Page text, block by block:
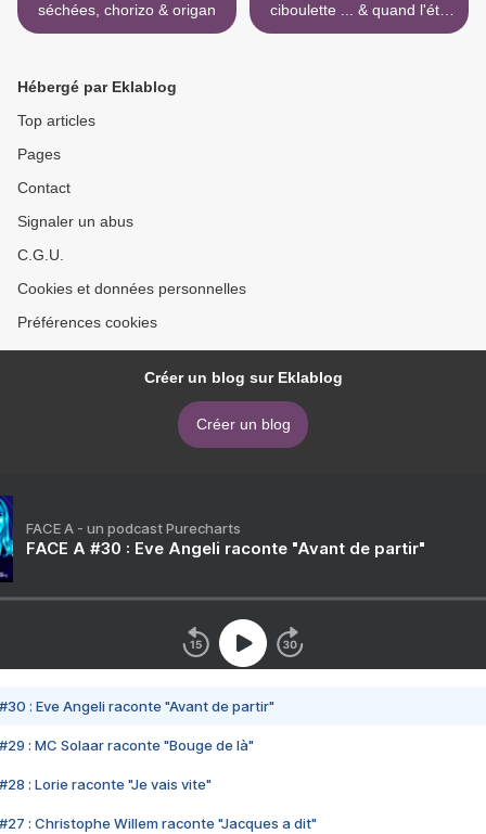
séchées, chorizo & origan
ciboulette ... & quand l'été
se manifeste :) >
Hébergé par Eklablog
Top articles
Pages
Contact
Signaler un abus
C.G.U.
Cookies et données personnelles
Préférences cookies
Créer un blog sur Eklablog
Créer un blog
FACE A - un podcast Purecharts
FACE A #30 : Eve Angeli raconte "Avant de partir"
#30 : Eve Angeli raconte "Avant de partir"
#29 : MC Solaar raconte "Bouge de là"
#28 : Lorie raconte "Je vais vite"
#27 : Christophe Willem raconte "Jacques a dit"